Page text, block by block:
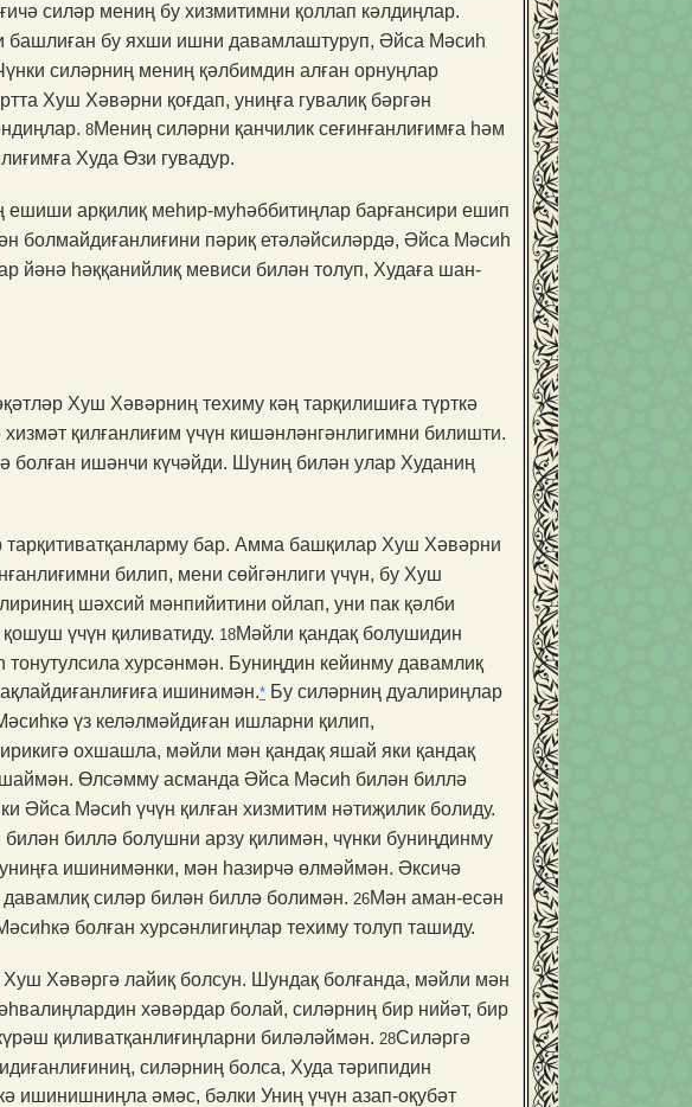
силәр мениң бу хизмитимни қоллап кәлдиңлар.
башлиған бу яхши ишни давамлаштуруп, Әйса Мәсиһ
силәрниң мениң қәлбимдин алған орнуңлар
Хуш Хәвәрни қоғдап, униңға гувалиқ бәргән
8Мениң силәрни қанчилик сеғинғанлиғимға һәм
Худа Өзи гувадур.
ешиши арқилиқ меһир-муһәббитиңлар барғансири ешип
болмайдиғанлиғини пәриқ етәләйсиләрдә, Әйса Мәсиһ
йәнә һәққанийлиқ мевиси билән толуп, Худаға шан-
Хуш Хәвәрниң техиму кәң тарқилишиға түрткә
қилғанлиғим үчүн кишәнләнгәнлигимни билишти.
болған ишәнчи күчәйди. Шуниң билән улар Худаниң
бар. Амма башқилар Хуш Хәвәрни
билип, мени сөйгәнлиги үчүн, бу Хуш
шәхсий мәнпийитини ойлап, уни пак қәлби
үчүн қиливатиду. 18Мәйли қандақ болушидин
хурсәнмән. Буниңдин кейинму давамлиқ
ишинимән.* Бу силәрниң дуалириңлар
үз келәлмәйдиған ишларни қилип,
охшашла, мәйли мән қандақ яшай яки қандақ
Өлсәмму асманда Әйса Мәсиһ билән биллә
Әйса Мәсиһ үчүн қилған хизми­тим нәтиҗилик болиду.
биллә болушни арзу қили­мән, чүнки буниңдинму
ишинимәнки, мән һазирчә өлмәймән. Әксичә
силәр билән биллә болимән. 26Мән аман-есән
болған хурсәнлигиң­лар техиму толуп ташиду.
Хәвәргә лайиқ болсун. Шундақ болғанда, мәйли мән
хәвәрдар болай, силәрниң бир нийәт, бир
қиливатқанлиғиңларни биләләймән. 28Силәргә
силәрниң болса, Худа тәрипидин
ишинишниңла әмәс, бәлки Униң үчүн азап-оқубәт